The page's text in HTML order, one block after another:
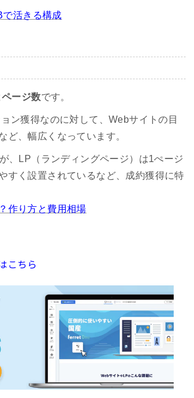
活きる構成
ページ数です。
ン獲得なのに対して、Webサイトの目
ど、幅広くなっています。
、LP（ランディングページ）は1ぺージ
すく設置されているなど、成約獲得に特
作り方と費用相場
こちら